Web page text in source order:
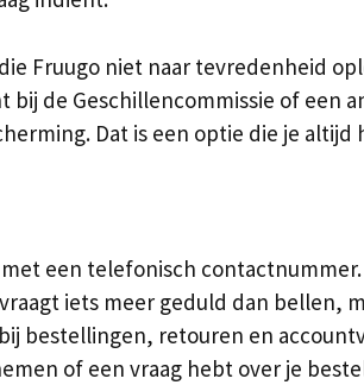
Fruugo niet naar tevredenheid
bij de Geschillencommissie of een
Dat is een optie die je
een telefonisch
iets meer geduld dan bellen,
bestellingen, retouren en
of een vraag hebt over je